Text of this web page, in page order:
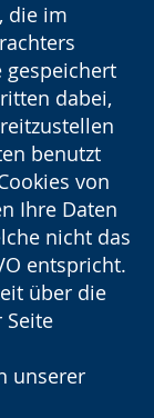
die im
gespeichert
dabei,
benutzt
von
Ihre Daten
nicht das
entspricht.
über die
Seite
unserer